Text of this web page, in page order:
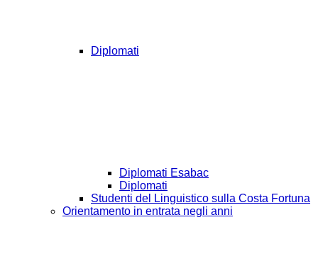
Diplomati
Diplomati Esabac
Diplomati
Studenti del Linguistico sulla Costa Fortuna
Orientamento in entrata negli anni